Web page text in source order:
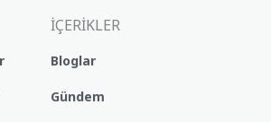
İÇERİKLER
Bloglar
Gündem